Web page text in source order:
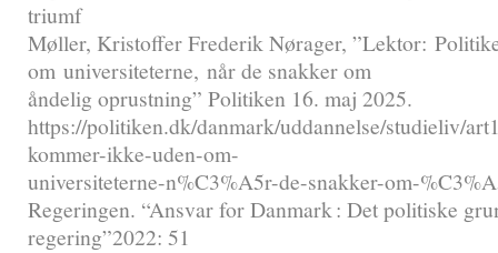
triumf
Møller, Kristoffer Frederik Nørager, ”Lektor:
om universiteterne, når de snakker om
åndelig oprustning” Politiken 16. maj 2025.
https://politiken.dk/danmark/uddannelse/studieliv/
kommer-ikke-uden-om-
universiteterne-n%C3%A5r-de-snakker-om-
Regeringen. “Ansvar for Danmark : Det politiske
regering”2022: 51